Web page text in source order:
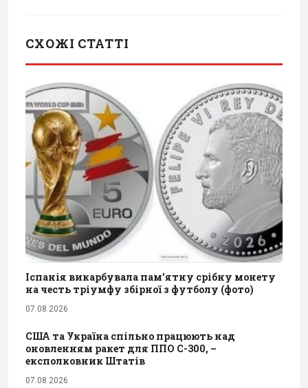
СХОЖІ СТАТТІ
Іспанія викарбувала пам'ятну срібну монету
на честь тріумфу збірної з футболу (фото)
07.08.2026
США та Україна спільно працюють над
оновленням ракет для ППО С-300, –
експолковник Штатів
07.08.2026